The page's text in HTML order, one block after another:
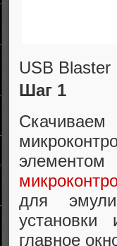
USB Blaster
Шаг 1
для
главное